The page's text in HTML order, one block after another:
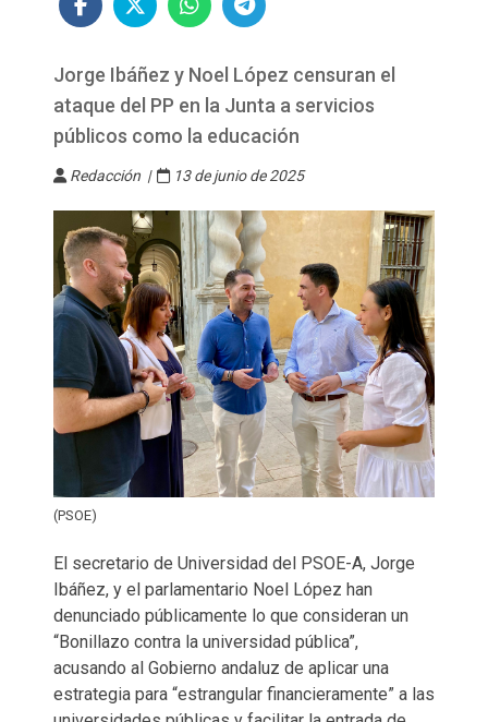
Jorge Ibáñez y Noel López censuran el
ataque del PP en la Junta a servicios
públicos como la educación
Redacción | 13 de junio de 2025
(PSOE)
El secretario de Universidad del PSOE-A, Jorge
Ibáñez, y el parlamentario Noel López han
denunciado públicamente lo que consideran un
“Bonillazo contra la universidad pública”,
acusando al Gobierno andaluz de aplicar una
estrategia para “estrangular financieramente” a las